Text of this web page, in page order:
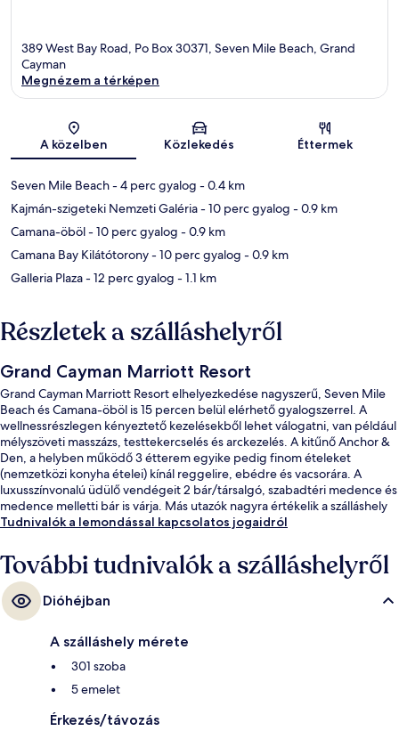
389 West Bay Road, Po Box 30371, Seven Mile Beach, Grand
Cayman
Megnézem a térképen
A közelben Közlekedés Éttermek
Seven Mile Beach- 4 perc gyalog - 0.4 km
Kajmán-szigeteki Nemzeti Galéria- 10 perc gyalog - 0.9 km
Camana-öböl- 10 perc gyalog - 0.9 km
Camana Bay Kilátótorony- 10 perc gyalog - 0.9 km
Galleria Plaza- 12 perc gyalog - 1.1 km
Részletek a szálláshelyről
Grand Cayman Marriott Resort
Grand Cayman Marriott Resort elhelyezkedése nagyszerű, Seven Mile
Beach és Camana-öböl is 15 percen belül elérhető gyalogszerrel. A
wellnessrészlegen kényeztető kezelésekből lehet válogatni, van például
mélyszöveti masszázs, testtekercselés és arckezelés. A kitűnő Anchor &
Den, a helyben működő 3 étterem egyike pedig finom ételeket
(nemzetközi konyha ételei) kínál reggelire, ebédre és vacsorára. A
luxusszínvonalú üdülő vendégeit 2 bár/társalgó, szabadtéri medence és
medence melletti bár is várja. Más utazók nagyra értékelik a szálláshely
következő jellemzőit: segítőkész személyzet és elhelyezkedés.
Tudnivalók a lemondással kapcsolatos jogaidról
További tudnivalók a szálláshelyről
Dióhéjban
A szálláshely mérete
301 szoba
5 emelet
Érkezés/távozás